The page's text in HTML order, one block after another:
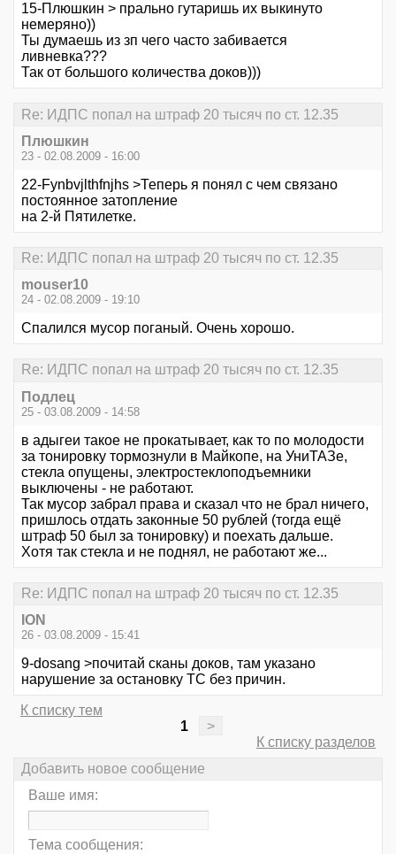
15-Плюшкин > прально гутаришь их выкинуто
немеряно))
Ты думаешь из зп чего часто забивается
ливневка???
Так от большого количества доков)))
Re: ИДПС попал на штраф 20 тысяч по ст. 12.35
Плюшкин
23 - 02.08.2009 - 16:00
22-Fynbvjlthfnjhs >Теперь я понял с чем связано
постоянное затопление
на 2-й Пятилетке.
Re: ИДПС попал на штраф 20 тысяч по ст. 12.35
mouser10
24 - 02.08.2009 - 19:10
Спалился мусор поганый. Очень хорошо.
Re: ИДПС попал на штраф 20 тысяч по ст. 12.35
Подлец
25 - 03.08.2009 - 14:58
в адыгеи такое не прокатывает, как то по молодости
за тонировку тормознули в Майкопе, на УниТАЗе,
стекла опущены, электростеклоподъемники
выключены - не работают.
Так мусор забрал права и сказал что не брал ничего,
пришлось отдать законные 50 рублей (тогда ещё
штраф 50 был за тонировку) и поехать дальше.
Хотя так стекла и не поднял, не работают же...
Re: ИДПС попал на штраф 20 тысяч по ст. 12.35
ION
26 - 03.08.2009 - 15:41
9-dosang >почитай сканы доков, там указано
нарушение за остановку ТС без причин.
К списку тем
1
>
К списку разделов
Добавить новое сообщение
Ваше имя:
Тема сообщения: